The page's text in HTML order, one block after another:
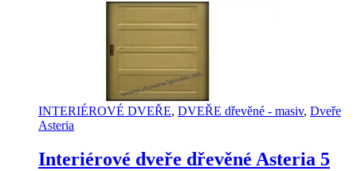
INTERIÉROVÉ DVEŘE, DVEŘE dřevěné - masiv, Dveře
Asteria
Interiérové dveře dřevěné Asteria 5